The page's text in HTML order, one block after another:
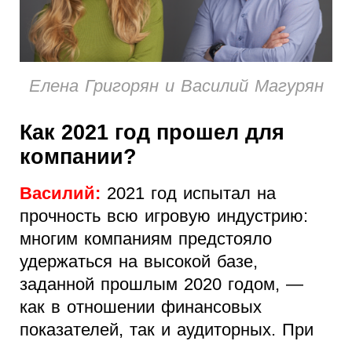
Елена Григорян и Василий Магурян
Как 2021 год прошел для
компании?
Василий: 2021 год испытал на
прочность всю игровую индустрию:
многим компаниям предстояло
удержаться на высокой базе,
заданной прошлым 2020 годом, —
как в отношении финансовых
показателей, так и аудиторных. При